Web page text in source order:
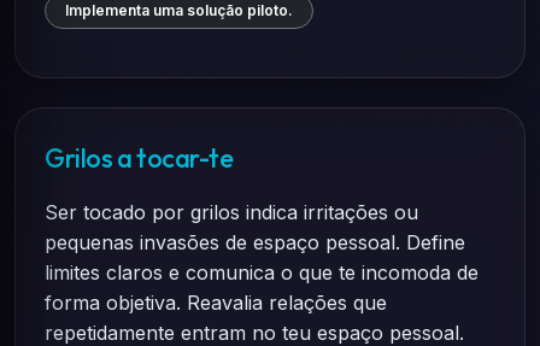
Implementa uma solução piloto.
Grilos a tocar-te
Ser tocado por grilos indica irritações ou
pequenas invasões de espaço pessoal. Define
limites claros e comunica o que te incomoda de
forma objetiva. Reavalia relações que
repetidamente entram no teu espaço pessoal.